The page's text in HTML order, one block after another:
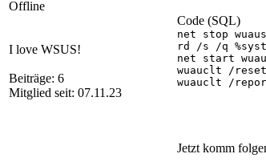
Offline
I love WSUS!
Beiträge: 6
Mitglied seit: 07.11.23
Code (SQL)
net stop
rd /s /q
net start
wuauclt /
wuauclt /
Jetzt komm